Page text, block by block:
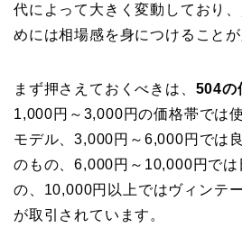
代によって大きく変動しており
めには相場感を身につけることが
まず押さえておくべきは、 504の
1,000円～3,000円の価格帯では
モデル、3,000円～6,000円では
のもの、6,000円～10,000円では
の、10,000円以上ではヴィンテ
が取引されています。